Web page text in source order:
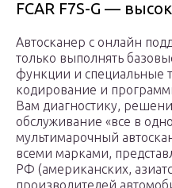
FCAR F7S-G —
Автосканер с онлайн
только выполнять
функции и специальные
кодирование и
Вам диагностику,
обслуживание «все в
мультимарочный
всеми марками,
РФ (американских,
производителей